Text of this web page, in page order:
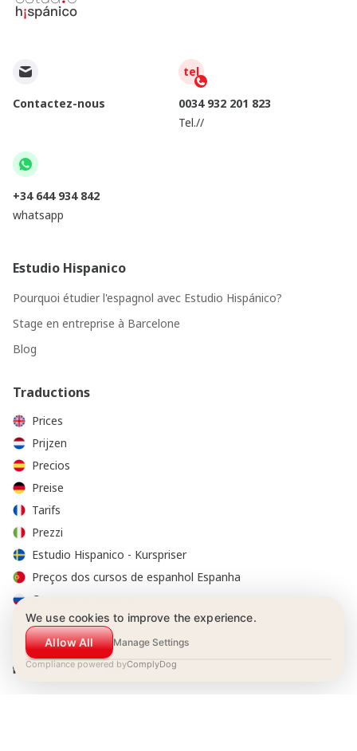
Contactez-nous
tel
0034 932 201 823
Tel.//
+34 644 934 842
whatsapp
Estudio Hispanico
Pourquoi étudier l'espagnol avec Estudio Hispánico?
Stage en entreprise à Barcelone
Blog
Traductions
Prices
Prijzen
Precios
Preise
Tarifs
Prezzi
Estudio Hispanico - Kurspriser
Preços dos cursos de espanhol Espanha
Стоимость курсов
We use cookies to improve the experience.
Allow All
Manage Settings
Compliance powered byComplyDog